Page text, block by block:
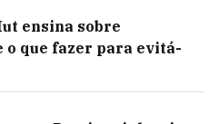
ensina sobre
que fazer para evitá-